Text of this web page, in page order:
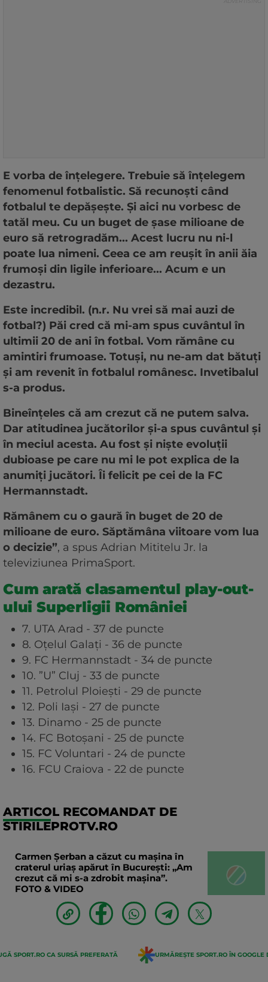
E vorba de înțelegere. Trebuie să înțelegem
fenomenul fotbalistic. Să recunoști când
fotbalul te depășește. Și aici nu vorbesc de
tatăl meu. Cu un buget de șase milioane de
euro să retrogradăm... Acest lucru nu ni-l
poate lua nimeni. Ceea ce am reușit în anii ăia
frumoși din ligile inferioare... Acum e un
dezastru.
Este incredibil. (n.r. Nu vrei să mai auzi de
fotbal?) Păi cred că mi-am spus cuvântul în
ultimii 20 de ani în fotbal. Vom rămâne cu
amintiri frumoase. Totuși, nu ne-am dat bătuți
și am revenit în fotbalul românesc. Invetibalul
s-a produs.
Bineînțeles că am crezut că ne putem salva.
Dar atitudinea jucătorilor și-a spus cuvântul și
în meciul acesta. Au fost și niște evoluții
dubioase pe care nu mi le pot explica de la
anumiți jucători. Îi felicit pe cei de la FC
Hermannstadt.
Rămânem cu o gaură în buget de 20 de
milioane de euro. Săptămâna viitoare vom lua
o decizie”, a spus Adrian Mititelu Jr. la
televiziunea PrimaSport.
Cum arată clasamentul play-out-
ului Superligii României
7. UTA Arad - 37 de puncte
8. Oțelul Galați - 36 de puncte
9. FC Hermannstadt - 34 de puncte
10. ”U” Cluj - 33 de puncte
11. Petrolul Ploiești - 29 de puncte
12. Poli Iași - 27 de puncte
13. Dinamo - 25 de puncte
14. FC Botoșani - 25 de puncte
15. FC Voluntari - 24 de puncte
16. FCU Craiova - 22 de puncte
ARTICOL RECOMANDAT DE
STIRILEPROTV.RO
Carmen Șerban a căzut cu mașina în
craterul uriaș apărut în București: „Am
crezut că mi s-a zdrobit mașina”.
FOTO & VIDEO
SPORT.RO CA SURSĂ PREFERATĂ URMĂREȘTE SPORT.RO ÎN GOOGLE